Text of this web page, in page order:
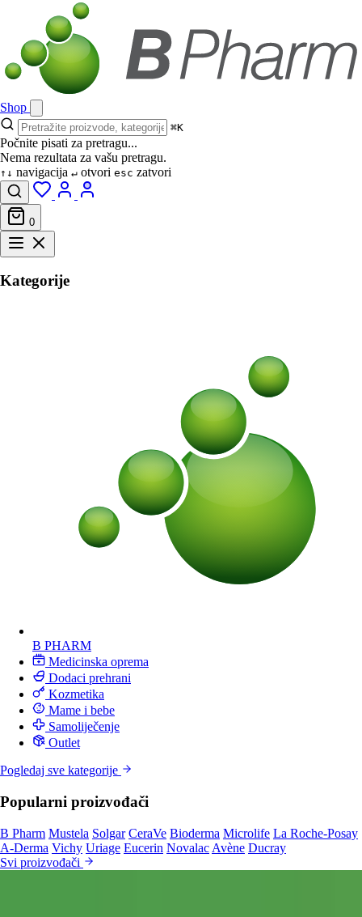
Shop
⌘K
Počnite pisati za pretragu...
Nema rezultata za vašu pretragu.
↑↓ navigacija ↵ otvori esc zatvori
0
Kategorije
B PHARM
Medicinska oprema
Dodaci prehrani
Kozmetika
Mame i bebe
Samoliječenje
Outlet
Pogledaj sve kategorije
Popularni proizvođači
B Pharm Mustela Solgar CeraVe Bioderma Microlife La Roche-Posay
A-Derma Vichy Uriage Eucerin Novalac Avène Ducray
Svi proizvođači